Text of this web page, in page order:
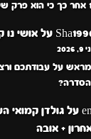
עלאושי נו קו
2026
על עבודתכם
על
+ אובה